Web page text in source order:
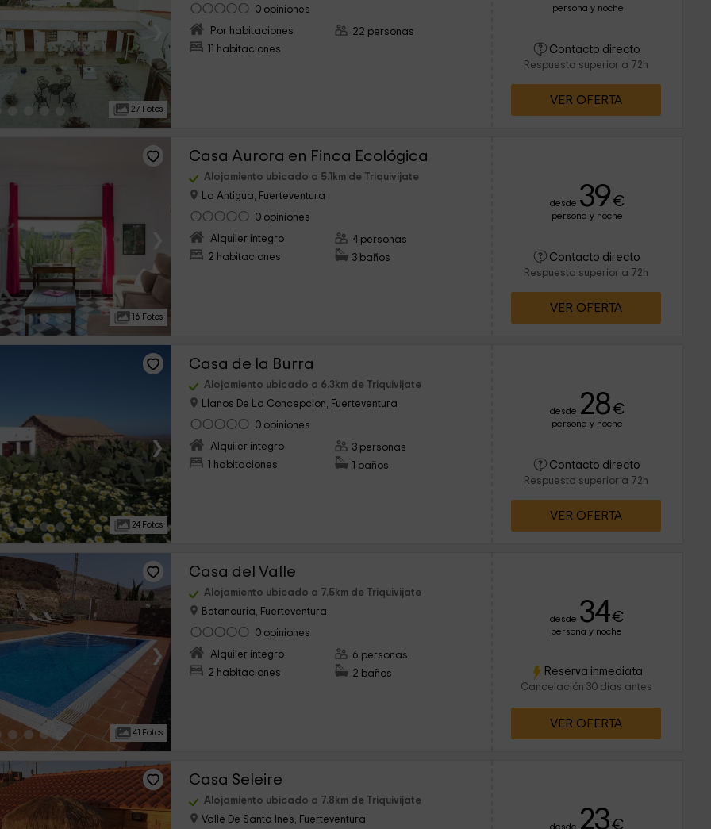
›
27 Fotos
0 opiniones
Por habitaciones
11 habitaciones
22 personas
persona y noche
Contacto directo
Respuesta superior a 72h
VER OFERTA
16 Fotos
Casa Aurora en Finca Ecológica
Alojamiento ubicado a 5.1km de Triquivijate
La Antigua, Fuerteventura
0 opiniones
Alquiler íntegro
2 habitaciones
4 personas
3 baños
desde 39€
persona y noche
Contacto directo
Respuesta superior a 72h
VER OFERTA
›
24 Fotos
Casa de la Burra
Alojamiento ubicado a 6.3km de Triquivijate
Llanos De La Concepcion, Fuerteventura
0 opiniones
Alquiler íntegro
1 habitaciones
3 personas
1 baños
desde 28€
persona y noche
Contacto directo
Respuesta superior a 72h
VER OFERTA
›
41 Fotos
Casa del Valle
Alojamiento ubicado a 7.5km de Triquivijate
Betancuria, Fuerteventura
0 opiniones
Alquiler íntegro
2 habitaciones
6 personas
2 baños
desde 34€
persona y noche
Reserva inmediata
Cancelación 30 días antes
VER OFERTA
Casa Seleire
Alojamiento ubicado a 7.8km de Triquivijate
Valle De Santa Ines, Fuerteventura
desde 23€